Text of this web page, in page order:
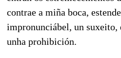
contrae a miña boca,
impronunciábel, un suxeito,
unha prohibición.